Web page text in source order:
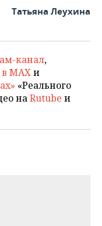
Татьяна Леухина
канал,
MAXи
«Реального
наRutube и